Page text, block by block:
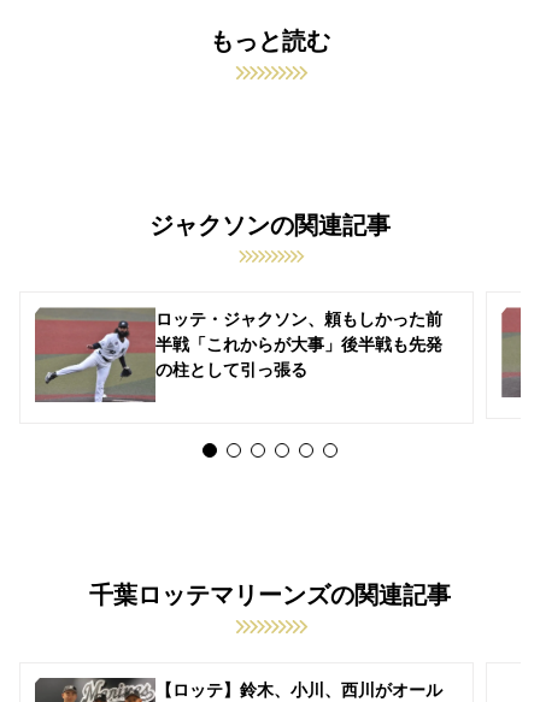
もっと読む
ジャクソンの関連記事
ロッテ・ジャクソン、頼もしかった前
半戦「これからが大事」後半戦も先発
の柱として引っ張る
千葉ロッテマリーンズの関連記事
【ロッテ】鈴木、小川、西川がオール